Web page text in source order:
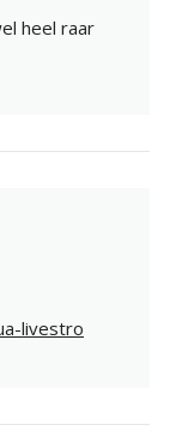
heel raar
livestro